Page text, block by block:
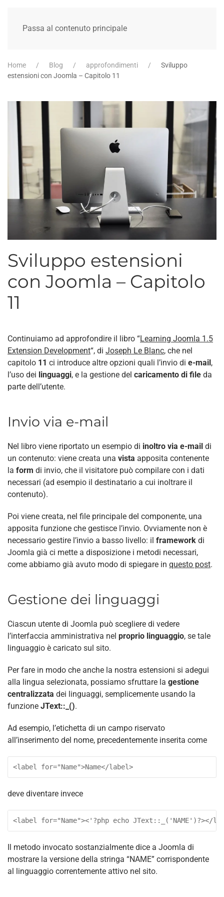
Passa al contenuto principale
Home Blog approfondimenti
Sviluppo
estensioni con Joomla – Capitolo 11
Sviluppo estensioni
con Joomla – Capitolo
11
Continuiamo ad approfondire il libro “Learning Joomla 1.5
Extension Development“, di Joseph Le Blanc, che nel
capitolo 11 ci introduce altre opzioni quali l’invio di e-mail,
l’uso dei linguaggi, e la gestione del caricamento di file da
parte dell’utente.
Invio via e-mail
Nel libro viene riportato un esempio di inoltro via e-mail di
un contenuto: viene creata una vista apposita contenente
la form di invio, che il visitatore può compilare con i dati
necessari (ad esempio il destinatario a cui inoltrare il
contenuto).
Poi viene creata, nel file principale del componente, una
apposita funzione che gestisce l’invio. Ovviamente non è
necessario gestire l’invio a basso livello: il framework di
Joomla già ci mette a disposizione i metodi necessari,
come abbiamo già avuto modo di spiegare in questo post.
Gestione dei linguaggi
Ciascun utente di Joomla può scegliere di vedere
l’interfaccia amministrativa nel proprio linguaggio, se tale
linguaggio è caricato sul sito.
Per fare in modo che anche la nostra estensioni si adegui
alla lingua selezionata, possiamo sfruttare la gestione
centralizzata dei linguaggi, semplicemente usando la
funzione JText::_().
Ad esempio, l’etichetta di un campo riservato
all’inserimento del nome, precedentemente inserita come
<label for="Name">Name</label>
deve diventare invece
<label for="Name"><'?php echo JText::_('NAME')?></
Il metodo invocato sostanzialmente dice a Joomla di
mostrare la versione della stringa “NAME” corrispondente
al linguaggio correntemente attivo nel sito.